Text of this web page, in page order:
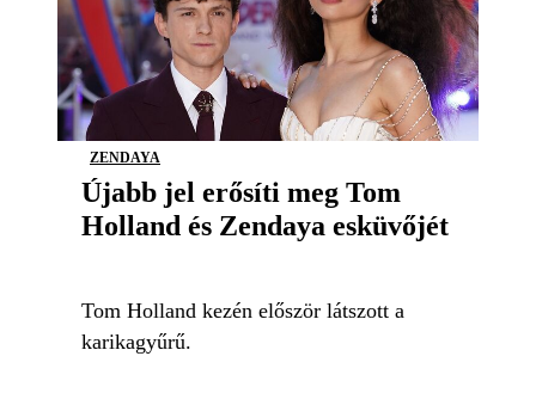
ZENDAYA
Újabb jel erősíti meg Tom
Holland és Zendaya esküvőjét
Tom Holland kezén először látszott a
karikagyűrű.